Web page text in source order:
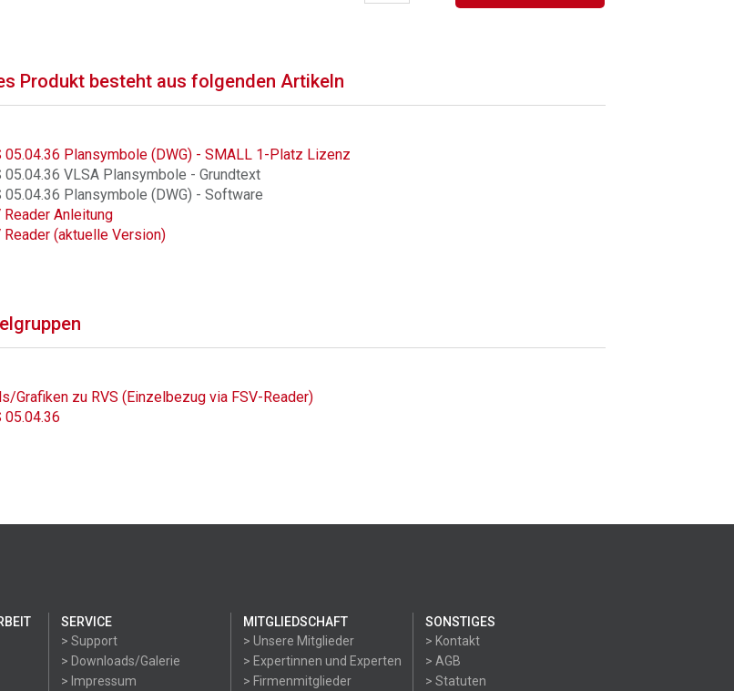
Produkt besteht aus folgenden Artikeln
05.04.36 Plansymbole (DWG) - SMALL 1-Platz Lizenz
05.04.36 VLSA Plansymbole - Grundtext
05.04.36 Plansymbole (DWG) - Software
Reader Anleitung
Reader (aktuelle Version)
Grafiken zu RVS (Einzelbezug via FSV-Reader)
05.04.36
SERVICE
> Support
> Downloads/Galerie
> Impressum
MITGLIEDSCHAFT
> Unsere Mitglieder
> Expertinnen und Experten
> Firmenmitglieder
SONSTIGES
> Kontakt
> AGB
> Statuten